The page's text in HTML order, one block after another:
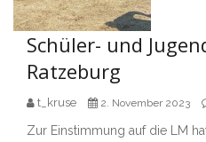
Schüler- und
Ratzeburg
t_kruse 2. November 2023
Zur Einstimmung auf die LM